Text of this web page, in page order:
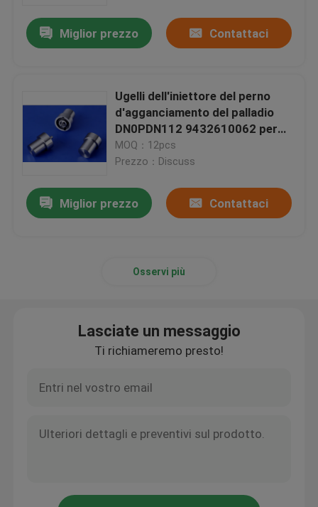
Chi siamo
Miglior prezzo Contattaci
Ugelli dell'iniettore del perno
d'agganciamento del palladio
DN0PDN112 9432610062 per
Mitsubishi/Hyundai
MOQ：12pcs
Prezzo：Discuss
Miglior prezzo Contattaci
Osservi più
Lasciate un messaggio
Ti richiameremo presto!